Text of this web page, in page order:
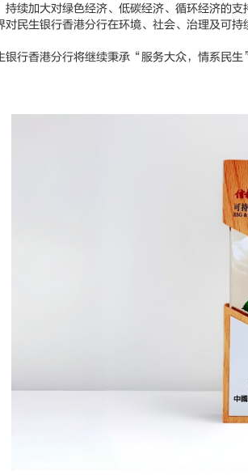
持续加大对绿色经济、低碳经济、循环经济的
对民生银行香港分行在环境、社会、治理及可
行香港分行将继续秉承“服务大众，情系民生